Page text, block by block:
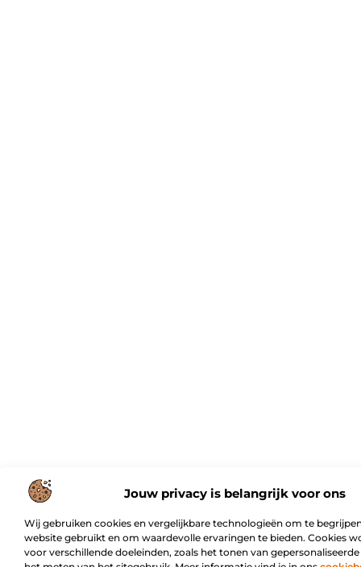
Jouw privacy is belangrijk voor ons
Wij gebruiken cookies en vergelijkbare technologieën om te
website gebruikt en om waardevolle ervaringen te bieden. Cookies
voor verschillende doeleinden, zoals het tonen van